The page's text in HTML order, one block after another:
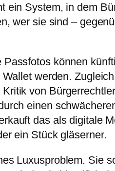
ein System, in dem
wer sie sind –
können
werden.
von
einen
das als digitale
ein Stück gläserner.
Luxusproblem. Sie